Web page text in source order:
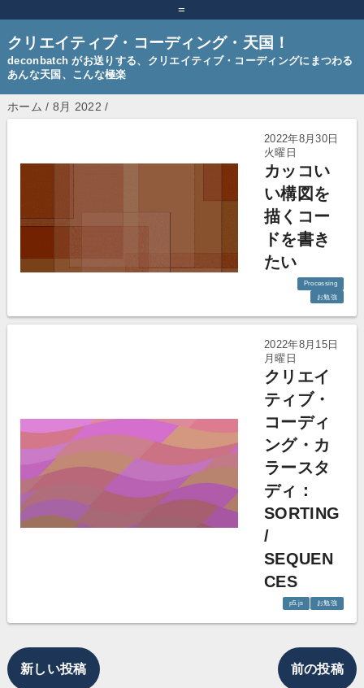
=
クリエイティブ・コーディング・天国！
deconbatch がお送りする、クリエイティブ・コーディングにまつわる
あんな天国、こんな極楽
ホーム / 8月 2022 /
2022年8月30日
火曜日
カッコい
い構図を
描くコー
ドを書き
たい
Processing
お勉強
2022年8月15日
月曜日
クリエイ
ティブ・
コーディ
ング・カ
ラースタ
ディ：
SORTING
/
SEQUEN
CES
p5.js お勉強
新しい投稿 前の投稿